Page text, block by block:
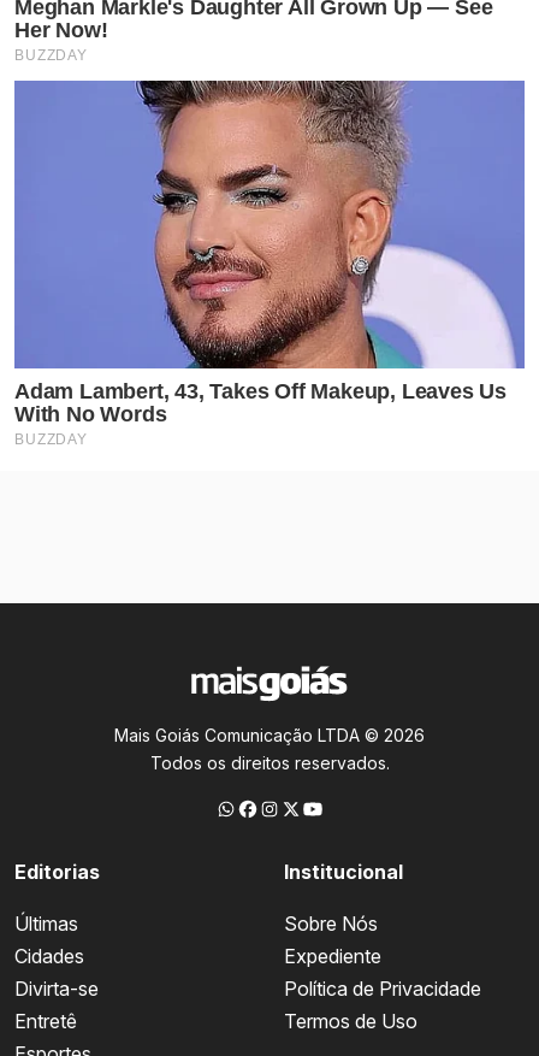
Mais Goiás Comunicação LTDA © 2026
Todos os direitos reservados.
Editorias
Últimas
Cidades
Divirta-se
Entretê
Institucional
Sobre Nós
Expediente
Política de Privacidade
Termos de Uso